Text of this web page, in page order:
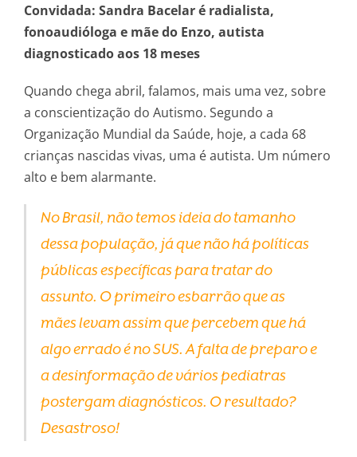
Convidada: Sandra Bacelar é radialista,
fonoaudióloga e mãe do Enzo, autista
diagnosticado aos 18 meses
Quando chega abril, falamos, mais uma vez, sobre
a conscientização do Autismo. Segundo a
Organização Mundial da Saúde, hoje, a cada 68
crianças nascidas vivas, uma é autista. Um número
alto e bem alarmante.
No Brasil, não temos ideia do tamanho
dessa população, já que não há políticas
públicas específicas para tratar do
assunto. O primeiro esbarrão que as
mães levam assim que percebem que há
algo errado é no SUS. A falta de preparo e
a desinformação de vários pediatras
postergam diagnósticos. O resultado?
Desastroso!